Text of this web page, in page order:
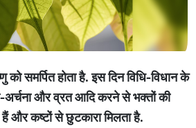
को समर्पित होता है. इस दिन विधि-विधान के
अर्चना और व्रत आदि करने से भक्तों की
हैं और कष्टों से छुटकारा मिलता है.